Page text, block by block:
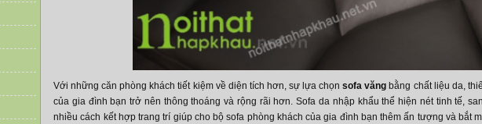
Với những căn phòng khách tiết kiệm về diện tích hơn, sự lựa chọnsofa văng bằng chất liệu da,
của gia đình bạn trở nên thông thoáng và rộng rãi hơn. Sofa da nhập khẩu thể hiện nét tinh tế,
nhiều cách kết hợp trang trí giúp cho bộ sofa phòng khách của gia đình bạn thêm ấn tượng và bắt